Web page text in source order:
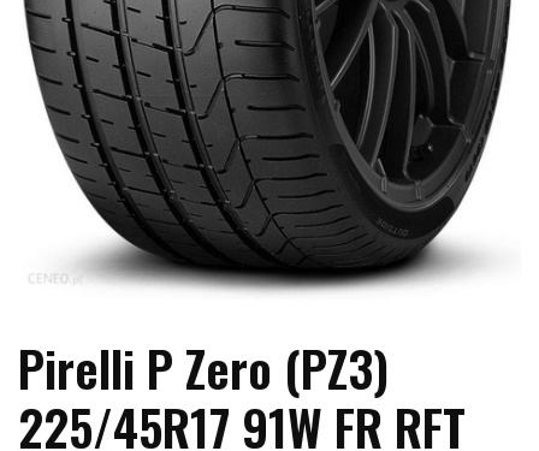
Pirelli P Zero (PZ3)
225/45R17 91W FR RFT